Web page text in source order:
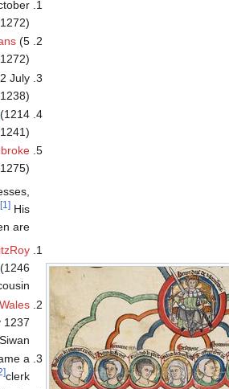
(5
July
(1214
[1] His
are:
1246),
a
clerk
[2]